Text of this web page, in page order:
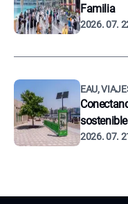
Familia
2026. 07.
EAU,
2026. 07.